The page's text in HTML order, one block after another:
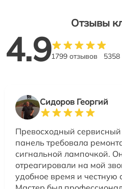
Отзывы
4.91799 отзывов
Сидоров Георгий
Превосходный
панель требовала
сигнальной лампочкой.
отреагировали на мой
удобное время и честную